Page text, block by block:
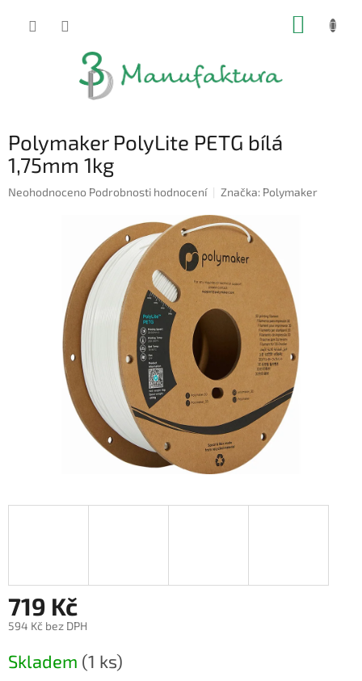
Polymaker PolyLite PETG bílá
1,75mm 1kg
Průměrné
Neohodnoceno Podrobnosti hodnocení Značka: Polymaker
719 Kč
594 Kč bez DPH
cena:
Skladem (1 ks)